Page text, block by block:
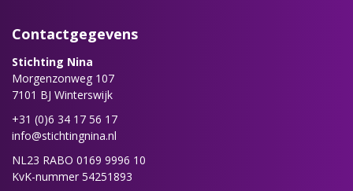
Contactgegevens
Stichting Nina
Morgenzonweg 107
7101 BJ Winterswijk
+31 (0)6 34 17 56 17
info@stichtingnina.nl
NL23 RABO 0169 9996 10
KvK-nummer 54251893